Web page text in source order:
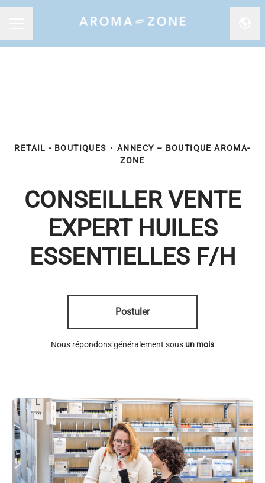
RETAIL - BOUTIQUES · ANNECY – BOUTIQUE AROMA-
ZONE
CONSEILLER VENTE
EXPERT HUILES
ESSENTIELLES F/H
Postuler
Nous répondons généralement sous un mois